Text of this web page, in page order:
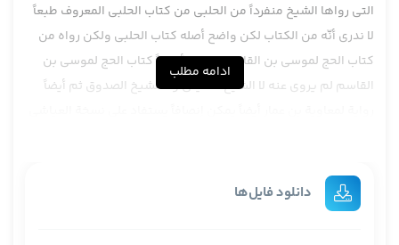
التي رواها الشيخ منفرداً من الحلبي من كتاب الحلبي المعروف طبعاً
لا ندري أنّه من الكتاب لكن واضح أصله كتاب الحلبي ولكن رواه من
كتاب الحج لموسى بن القاسم ، وقلنا أصولاً كتاب الحج لموسى بن
القاسم لم يروى عنه لا الشيخ الكليني ولا الشيخ الصدوق ثم أيضاً
ليس فيها إشكال مع أنّ كتاب العياشي الموجود الآن عندنا تفسير
العياشي تقريباً كلها مرسلة إلا عدد قليل أحتمل رواية أخرى أيضاً هذه
ادامه مطلب
دانلود فایل‌ها